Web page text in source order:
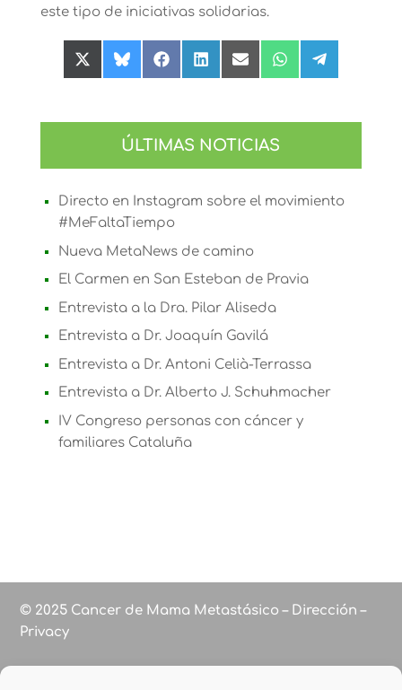
este tipo de iniciativas solidarias.
Compartir
en
Compartir
en
Compartir
en
Compartir
en
Compartir
en
Compartir
en
Compartir
en
ÚLTIMAS NOTICIAS
Directo en Instagram sobre el movimiento
#MeFaltaTiempo
Nueva MetaNews de camino
El Carmen en San Esteban de Pravia
Entrevista a la Dra. Pilar Aliseda
Entrevista a Dr. Joaquín Gavilá
Entrevista a Dr. Antoni Celià-Terrassa
Entrevista a Dr. Alberto J. Schuhmacher
IV Congreso personas con cáncer y
familiares Cataluña
© 2025 Cancer de Mama Metastásico – Dirección –
Privacy